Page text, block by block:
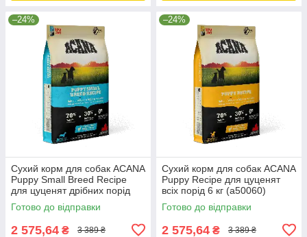
–24%
Сухий корм для собак ACANA
Puppy Small Breed Recipe
для цуценят дрібних порід
6.0 кг (a50260)
Готово до відправки
2 575,64 ₴ 3 389 ₴
–24%
Сухий корм для собак ACANA
Puppy Recipe для цуценят
всіх порід 6 кг (a50060)
Готово до відправки
2 575,64 ₴ 3 389 ₴